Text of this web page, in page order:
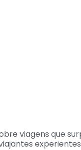
viagens que
experientes